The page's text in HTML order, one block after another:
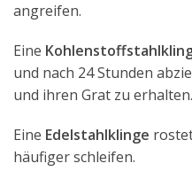
angreifen.
Eine
und nach 24 Stunden
und ihren Grat zu erhalten.
Eine Edelstahlklinge
häufiger schleifen.